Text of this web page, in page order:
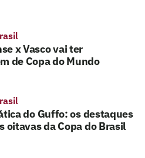
x Vasco vai ter
de Copa do Mundo
do Guffo: os destaques
oitavas da Copa do Brasil